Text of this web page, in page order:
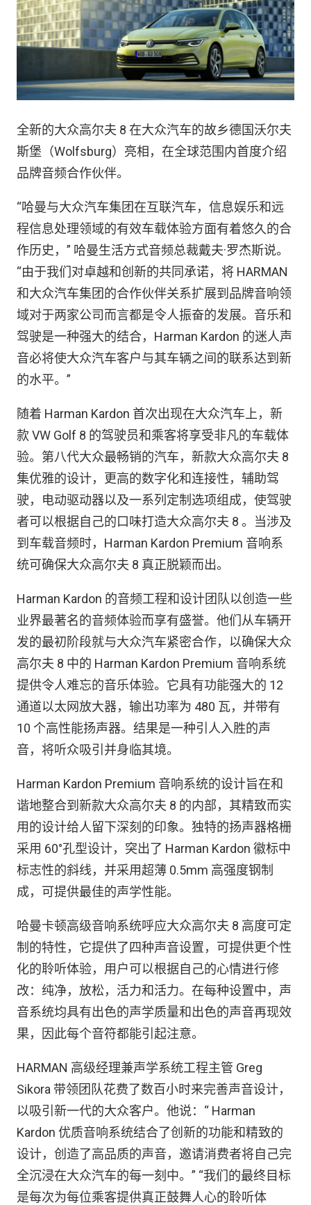
全新的大众高尔夫 8 在大众汽车的故乡德国沃尔夫
斯堡（Wolfsburg）亮相，在全球范围内首度介绍
品牌音频合作伙伴。
“哈曼与大众汽车集团在互联汽车，信息娱乐和远
程信息处理领域的有效车载体验方面有着悠久的合
作历史，” 哈曼生活方式音频总裁戴夫·罗杰斯说。
“由于我们对卓越和创新的共同承诺，将 HARMAN
和大众汽车集团的合作伙伴关系扩展到品牌音响领
域对于两家公司而言都是令人振奋的发展。音乐和
驾驶是一种强大的结合，Harman Kardon 的迷人声
音必将使大众汽车客户与其车辆之间的联系达到新
的水平。”
随着 Harman Kardon 首次出现在大众汽车上，新
款 VW Golf 8 的驾驶员和乘客将享受非凡的车载体
验。第八代大众最畅销的汽车，新款大众高尔夫 8
集优雅的设计，更高的数字化和连接性，辅助驾
驶，电动驱动器以及一系列定制选项组成，使驾驶
者可以根据自己的口味打造大众高尔夫 8 。当涉及
到车载音频时，Harman Kardon Premium 音响系
统可确保大众高尔夫 8 真正脱颖而出。
Harman Kardon 的音频工程和设计团队以创造一些
业界最著名的音频体验而享有盛誉。他们从车辆开
发的最初阶段就与大众汽车紧密合作，以确保大众
高尔夫 8 中的 Harman Kardon Premium 音响系统
提供令人难忘的音乐体验。它具有功能强大的 12
通道以太网放大器，输出功率为 480 瓦，并带有
10 个高性能扬声器。结果是一种引人入胜的声
音，将听众吸引并身临其境。
Harman Kardon Premium 音响系统的设计旨在和
谐地整合到新款大众高尔夫 8 的内部，其精致而实
用的设计给人留下深刻的印象。独特的扬声器格栅
采用 60°孔型设计，突出了 Harman Kardon 徽标中
标志性的斜线，并采用超薄 0.5mm 高强度钢制
成，可提供最佳的声学性能。
哈曼卡顿高级音响系统呼应大众高尔夫 8 高度可定
制的特性，它提供了四种声音设置，可提供更个性
化的聆听体验，用户可以根据自己的心情进行修
改：纯净，放松，活力和活力。在每种设置中，声
音系统均具有出色的声学质量和出色的声音再现效
果，因此每个音符都能引起注意。
HARMAN 高级经理兼声学系统工程主管 Greg
Sikora 带领团队花费了数百小时来完善声音设计，
以吸引新一代的大众客户。他说：“ Harman
Kardon 优质音响系统结合了创新的功能和精致的
设计，创造了高品质的声音，邀请消费者将自己完
全沉浸在大众汽车的每一刻中。” “我们的最终目标
是每次为每位乘客提供真正鼓舞人心的聆听体